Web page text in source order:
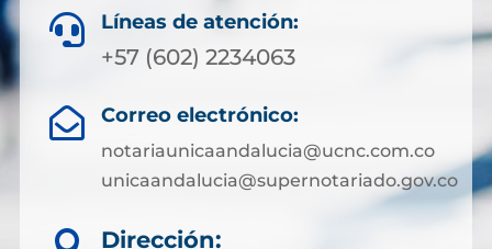
 Líneas de atención:
+57 (602) 2234063
 Correo electrónico:
notariaunicaandalucia@ucnc.com.co
unicaandalucia@supernotariado.gov.co
Dirección: